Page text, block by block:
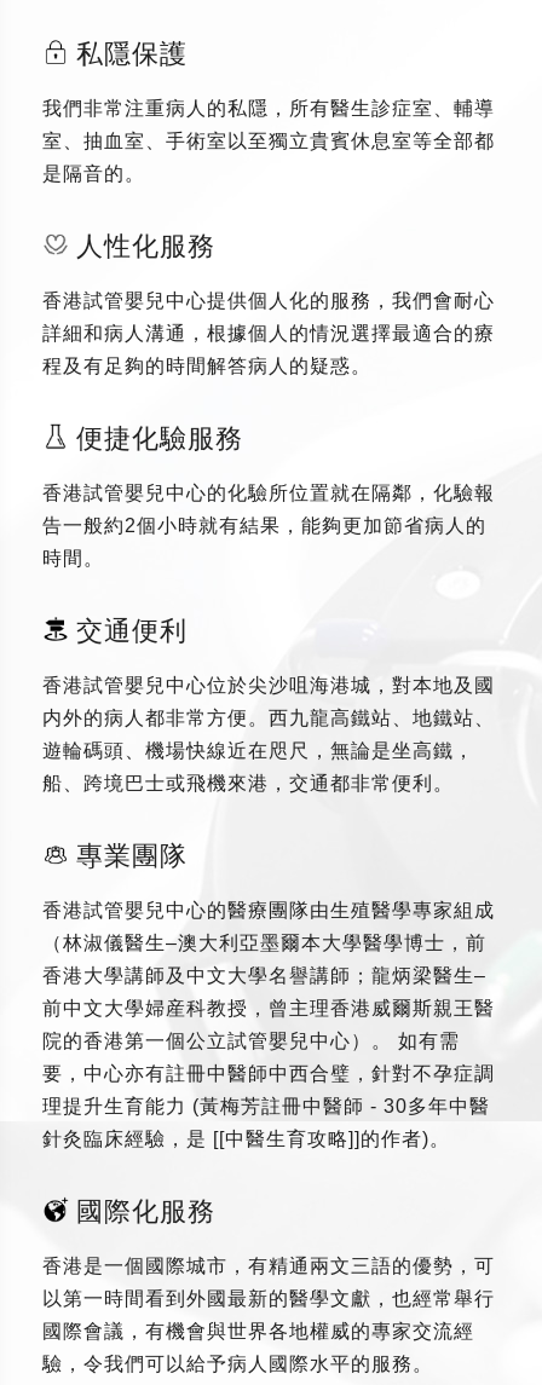
私隱保護
我們非常注重病人的私隱，所有醫生診症室、輔導
室、抽血室、手術室以至獨立貴賓休息室等全部都
是隔音的。
人性化服務
香港試管嬰兒中心提供個人化的服務，我們會耐心
詳細和病人溝通，根據個人的情況選擇最適合的療
程及有足夠的時間解答病人的疑惑。
便捷化驗服務
香港試管嬰兒中心的化驗所位置就在隔鄰，化驗報
告一般約2個小時就有結果，能夠更加節省病人的
時間。
交通便利
香港試管嬰兒中心位於尖沙咀海港城，對本地及國
内外的病人都非常方便。西九龍高鐵站、地鐵站、
遊輪碼頭、機場快線近在咫尺，無論是坐高鐵，
船、跨境巴士或飛機來港，交通都非常便利。
專業團隊
香港試管嬰兒中心的醫療團隊由生殖醫學專家組成
（林淑儀醫生–澳大利亞墨爾本大學醫學博士，前
香港大學講師及中文大學名譽講師；龍炳梁醫生–
前中文大學婦産科教授，曾主理香港威爾斯親王醫
院的香港第一個公立試管嬰兒中心）。 如有需
要，中心亦有註冊中醫師中西合璧，針對不孕症調
理提升生育能力 (黃梅芳註冊中醫師 - 30多年中醫
針灸臨床經驗，是 [[中醫生育攻略]]的作者)。
國際化服務
香港是一個國際城市，有精通兩文三語的優勢，可
以第一時間看到外國最新的醫學文獻，也經常舉行
國際會議，有機會與世界各地權威的專家交流經
驗，令我們可以給予病人國際水平的服務。